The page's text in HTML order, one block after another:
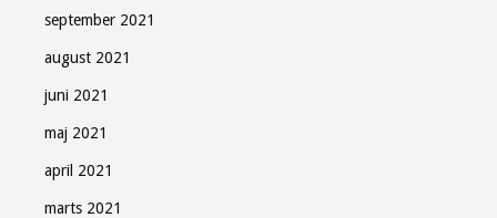
september 2021
august 2021
juni 2021
maj 2021
april 2021
marts 2021